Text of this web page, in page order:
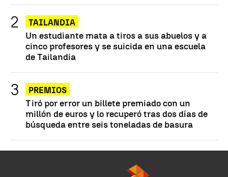
TAILANDIA
Un estudiante mata a tiros a sus abuelos y a
cinco profesores y se suicida en una escuela
de Tailandia
PREMIOS
Tiró por error un billete premiado con un
millón de euros y lo recuperó tras dos días de
búsqueda entre seis toneladas de basura